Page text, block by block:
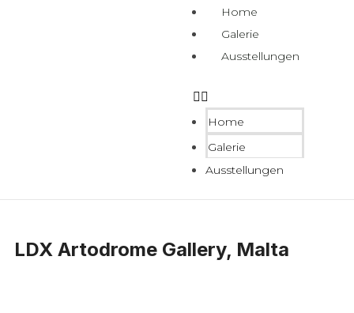
Home
Galerie
Ausstellungen
Home
Galerie
Ausstellungen
LDX Artodrome Gallery, Malta